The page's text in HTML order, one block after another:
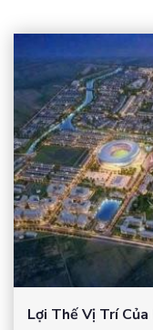
Lợi Thế Vị Trí